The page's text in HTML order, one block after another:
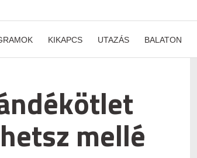
KIKAPCS UTAZÁS BALATON
mellé